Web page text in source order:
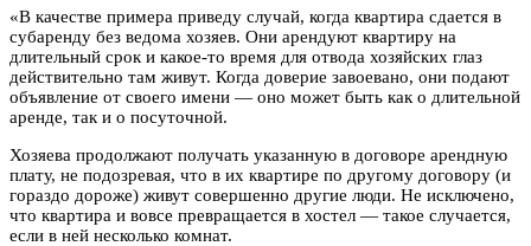
«В качестве примера приведу случай, когда квартира сдается в
субаренду без ведома хозяев. Они арендуют квартиру на
длительный срок и какое-то время для отвода хозяйских глаз
действительно там живут. Когда доверие завоевано, они подают
объявление от своего имени — оно может быть как о длительной
аренде, так и о посуточной.
Хозяева продолжают получать указанную в договоре арендную
плату, не подозревая, что в их квартире по другому договору (и
гораздо дороже) живут совершенно другие люди. Не исключено,
что квартира и вовсе превращается в хостел — такое случается,
если в ней несколько комнат.